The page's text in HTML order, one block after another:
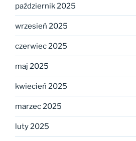
październik 2025
wrzesień 2025
czerwiec 2025
maj 2025
kwiecień 2025
marzec 2025
luty 2025